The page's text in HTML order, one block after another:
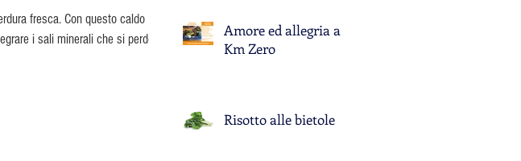
fresca. Con questo caldo
i sali minerali che si perdono
Amore ed allegria a
Km Zero
Risotto alle bietole